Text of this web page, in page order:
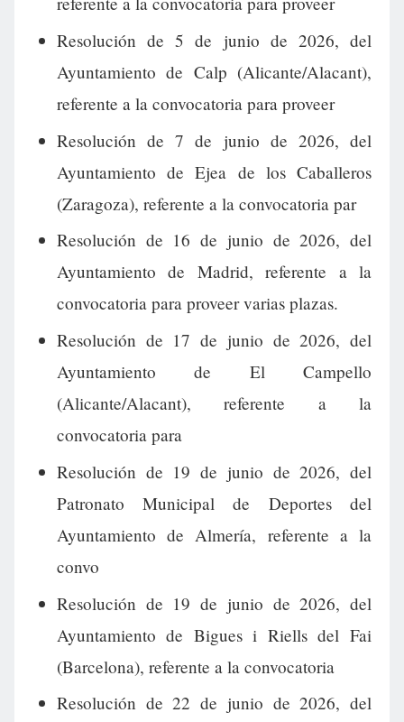
Resolución de 5 de junio de 2026, del
Ayuntamiento de Calp (Alicante/Alacant),
referente a la convocatoria para proveer
Resolución de 7 de junio de 2026, del
Ayuntamiento de Ejea de los Caballeros
(Zaragoza), referente a la convocatoria par
Resolución de 16 de junio de 2026, del
Ayuntamiento de Madrid, referente a la
convocatoria para proveer varias plazas.
Resolución de 17 de junio de 2026, del
Ayuntamiento de El Campello
(Alicante/Alacant), referente a la
convocatoria para
Resolución de 19 de junio de 2026, del
Patronato Municipal de Deportes del
Ayuntamiento de Almería, referente a la
convo
Resolución de 19 de junio de 2026, del
Ayuntamiento de Bigues i Riells del Fai
(Barcelona), referente a la convocatoria
Resolución de 22 de junio de 2026, del